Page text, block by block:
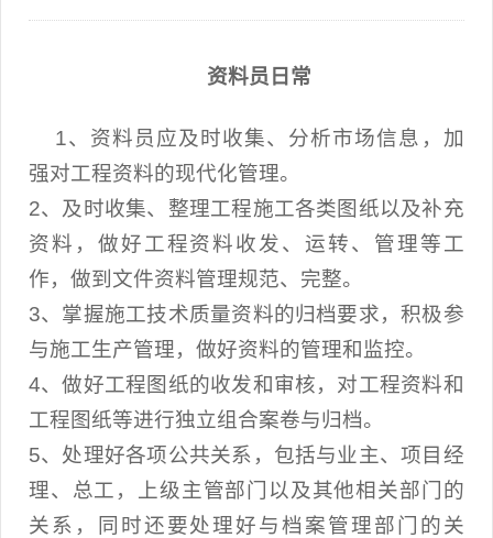
资料员日常
1、资料员应及时收集、分析市场信息，加
强对工程资料的现代化管理。
2、及时收集、整理工程施工各类图纸以及补充
资料，做好工程资料收发、运转、管理等工
作，做到文件资料管理规范、完整。
3、掌握施工技术质量资料的归档要求，积极参
与施工生产管理，做好资料的管理和监控。
4、做好工程图纸的收发和审核，对工程资料和
工程图纸等进行独立组合案卷与归档。
5、处理好各项公共关系，包括与业主、项目经
理、总工，上级主管部门以及其他相关部门的
关系，同时还要处理好与档案管理部门的关